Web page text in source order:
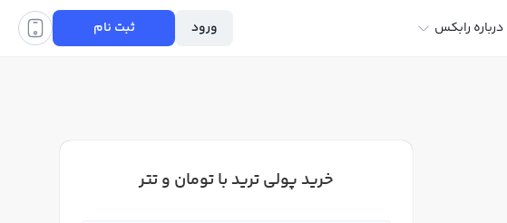
درباره رابکس ورود ثبت نام
خرید پولی ترید با تومان و تتر